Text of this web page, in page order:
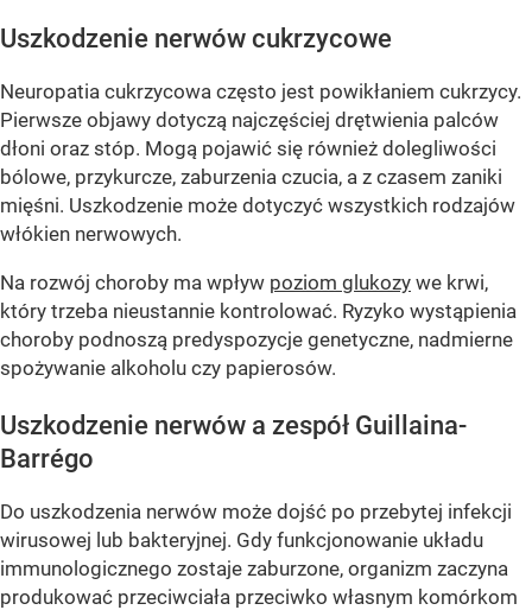
Uszkodzenie nerwów cukrzycowe
Neuropatia cukrzycowa często jest powikłaniem cukrzycy.
Pierwsze objawy dotyczą najczęściej drętwienia palców
dłoni oraz stóp. Mogą pojawić się również dolegliwości
bólowe, przykurcze, zaburzenia czucia, a z czasem zaniki
mięśni. Uszkodzenie może dotyczyć wszystkich rodzajów
włókien nerwowych.
Na rozwój choroby ma wpływ poziom glukozy we krwi,
który trzeba nieustannie kontrolować. Ryzyko wystąpienia
choroby podnoszą predyspozycje genetyczne, nadmierne
spożywanie alkoholu czy papierosów.
Uszkodzenie nerwów a zespół Guillaina-
Barrégo
Do uszkodzenia nerwów może dojść po przebytej infekcji
wirusowej lub bakteryjnej. Gdy funkcjonowanie układu
immunologicznego zostaje zaburzone, organizm zaczyna
produkować przeciwciała przeciwko własnym komórkom